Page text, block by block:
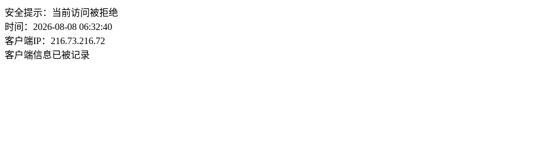
安全提示：当前访问被拒绝
时间：2026-08-08 06:32:40
客户端IP：216.73.216.72
客户端信息已被记录